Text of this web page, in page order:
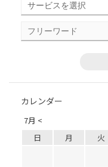
カレンダー
7月 <
日 月 火